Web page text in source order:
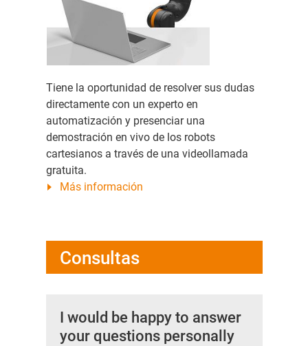
Tiene la oportunidad de resolver sus dudas
directamente con un experto en
automatización y presenciar una
demostración en vivo de los robots
cartesianos a través de una videollamada
gratuita.
Más información
Consultas
I would be happy to answer
your questions personally